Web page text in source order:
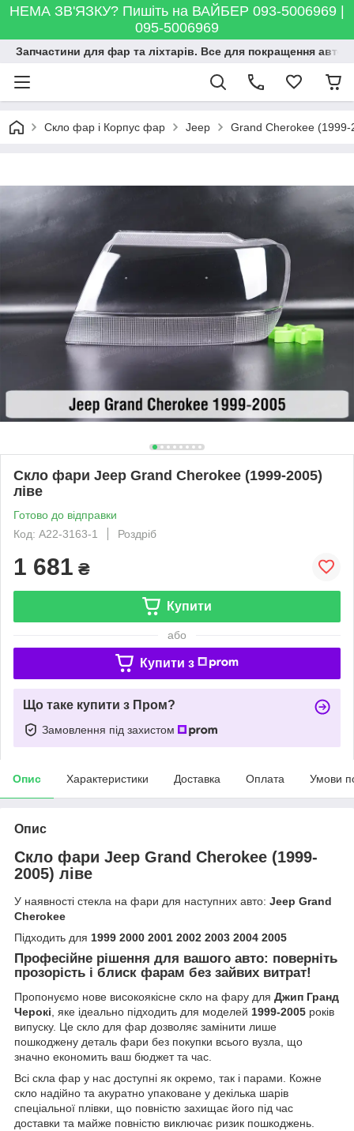
НЕМА ЗВ'ЯЗКУ? Пишіть на ВАЙБЕР 093-5006969 |
095-5006969
Запчастини для фар та ліхтарів. Все для покращення
Скло фар і Корпус фар Jeep Grand Cherokee (1999-
Скло фари Jeep Grand Cherokee (1999-2005)
ліве
Готово до відправки
Код: A22-3163-1
Роздріб
1 681 ₴
Купити
або
Купити з
Що таке купити з Пром?
Замовлення під захистом
Опис Характеристики Доставка Оплата Умови
Опис
Скло фари Jeep Grand Cherokee (1999-
2005) ліве
У наявності стекла на фари для наступних авто: Jeep Grand
Cherokee
Підходить для 1999 2000 2001 2002 2003 2004 2005
Професійне рішення для вашого авто: поверніть
прозорість і блиск фарам без зайвих витрат!
Пропонуємо нове високоякісне скло на фару для Джип Гранд
Черокі, яке ідеально підходить для моделей 1999-2005 років
випуску. Це скло для фар дозволяє замінити лише
пошкоджену деталь фари без покупки всього вузла, що
значно економить ваш бюджет та час.
Всі скла фар у нас доступні як окремо, так і парами. Кожне
скло надійно та акуратно упаковане у декілька шарів
спеціальної плівки, що повністю захищає його під час
доставки та майже повністю виключає ризик пошкоджень.